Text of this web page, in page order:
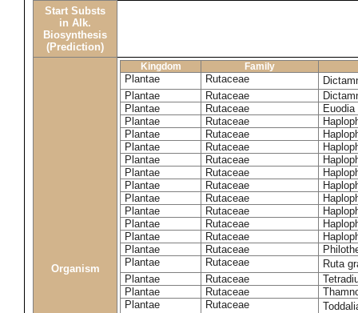
Start Substs
in Alk.
Biosynthesis
(Prediction)
Organism
Kingdom Family
Plantae Rutaceae
Plantae
Rutaceae
Plantae
Rutaceae
Plantae
Rutaceae
Plantae
Rutaceae
Plantae
Rutaceae
Plantae
Rutaceae
Plantae
Rutaceae
Plantae
Rutaceae
Plantae
Rutaceae
Plantae
Rutaceae
Plantae
Rutaceae
Plantae
Rutaceae
Plantae
Rutaceae
Plantae
Rutaceae
Ruta
Plantae
Rutaceae
Plantae
Rutaceae
Plantae
Rutaceae